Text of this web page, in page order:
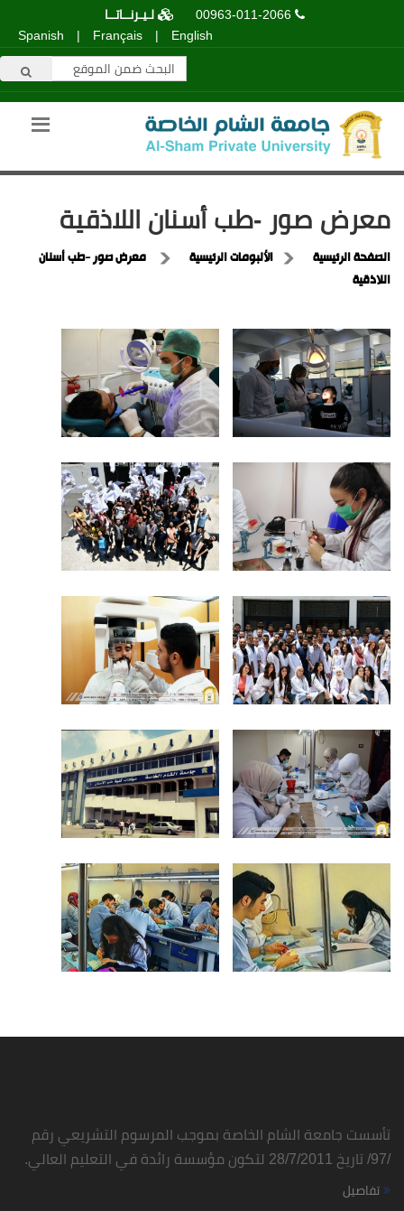
00963-011-2066
لـيـرنــاتــا
English
|
Français
|
Spanish
معرض صور -طب أسنان اللاذقية
الصفحة الرئيسية الألبومات الرئيسية
معرض صور -طب أسنان
اللاذقية
تأسست جامعة الشام الخاصة بموجب المرسوم التشريعي رقم
/97/ تاريخ 28/7/2011 لتكون مؤسسة رائدة في التعليم العالي.
تفاصيل